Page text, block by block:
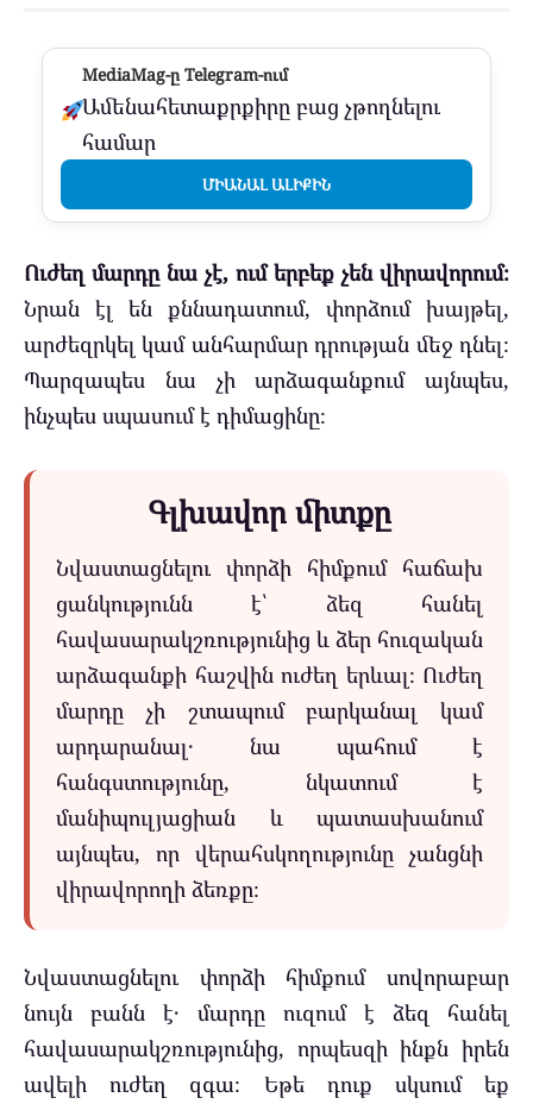
MediaMag-ը Telegram-ում
Ամենահետաքրքիրը բաց չթողնելու
համար
ՄԻԱՆԱԼ ԱԼԻՔԻՆ
Ուժեղ մարդը նա չէ, ում երբեք չեն վիրավորում։
Նրան էլ են քննադատում, փորձում խայթել,
արժեզրկել կամ անհարմար դրության մեջ դնել։
Պարզապես նա չի արձագանքում այնպես,
ինչպես սպասում է դիմացինը։
Գլխավոր միտքը
Նվաստացնելու փորձի հիմքում հաճախ
ցանկությունն է՝ ձեզ հանել
հավասարակշռությունից և ձեր հուզական
արձագանքի հաշվին ուժեղ երևալ։ Ուժեղ
մարդը չի շտապում բարկանալ կամ
արդարանալ․ նա պահում է
հանգստությունը, նկատում է
մանիպուլյացիան և պատասխանում
այնպես, որ վերահսկողությունը չանցնի
վիրավորողի ձեռքը։
Նվաստացնելու փորձի հիմքում սովորաբար
նույն բանն է․ մարդը ուզում է ձեզ հանել
հավասարակշռությունից, որպեսզի ինքն իրեն
ավելի ուժեղ զգա։ Եթե դուք սկսում եք